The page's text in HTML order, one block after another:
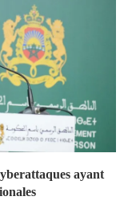
ayant